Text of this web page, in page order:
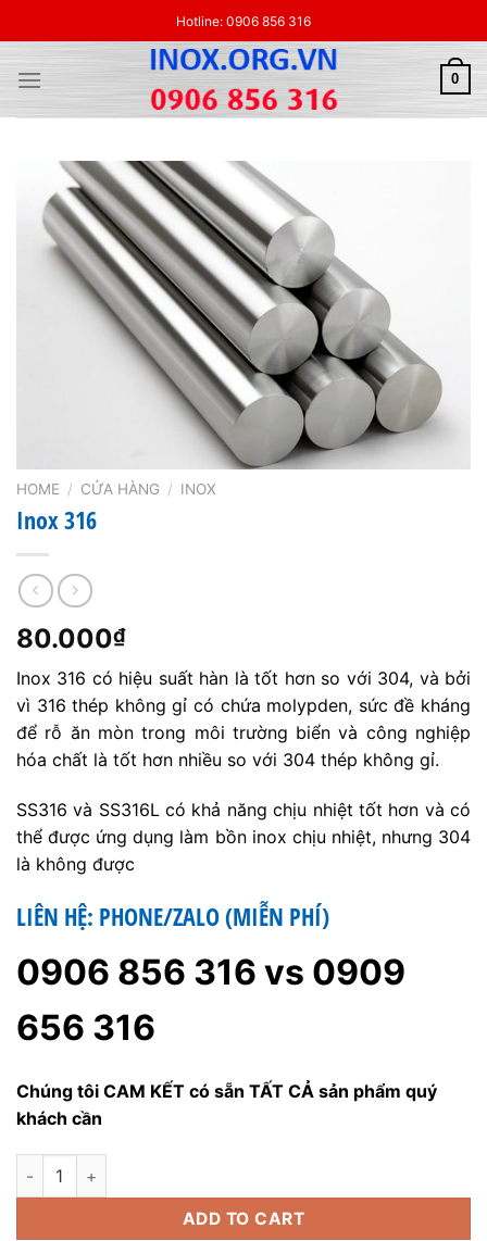
to
Hotline: 0906 856 316
0
HOME / CỬA HÀNG / INOX
Inox 316
80.000₫
Inox 316 có hiệu suất hàn là tốt hơn so với 304, và bởi
vì 316 thép không gỉ có chứa molypden, sức đề kháng
để rỗ ăn mòn trong môi trường biển và công nghiệp
hóa chất là tốt hơn nhiều so với 304 thép không gỉ.
SS316 và SS316L có khả năng chịu nhiệt tốt hơn và có
thể được ứng dụng làm bồn inox chịu nhiệt, nhưng 304
là không được
LIÊN HỆ: PHONE/ZALO (MIỄN PHÍ)
0906 856 316 vs 0909
656 316
Chúng tôi CAM KẾT có sẵn TẤT CẢ sản phẩm quý
khách cần
Inox 316 quantity
ADD TO CART